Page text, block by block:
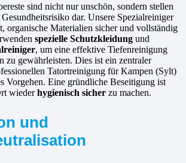
sind nicht nur unschön, sondern stellen
dar. Unsere Spezialreiniger
organische Materialien sicher und vollständig
spezielle Schutzkleidung und
, um eine effektive Tiefenreinigung
zu gewährleisten. Dies ist ein zentraler
Tatortreinigung für Kampen (Sylt)
Vorgehen. Eine gründliche Beseitigung ist
wiederhygienisch sicher zu machen.
und